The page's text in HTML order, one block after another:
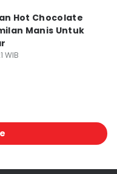
Hot Chocolate
Manis Untuk
WIB